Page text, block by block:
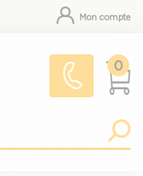
Mon compte
0